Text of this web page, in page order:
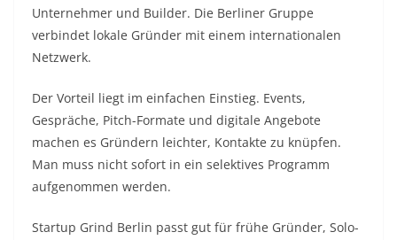
Unternehmer und Builder. Die Berliner Gruppe
verbindet lokale Gründer mit einem internationalen
Netzwerk.
Der Vorteil liegt im einfachen Einstieg. Events,
Gespräche, Pitch-Formate und digitale Angebote
machen es Gründern leichter, Kontakte zu knüpfen.
Man muss nicht sofort in ein selektives Programm
aufgenommen werden.
Startup Grind Berlin passt gut für frühe Gründer, Solo-